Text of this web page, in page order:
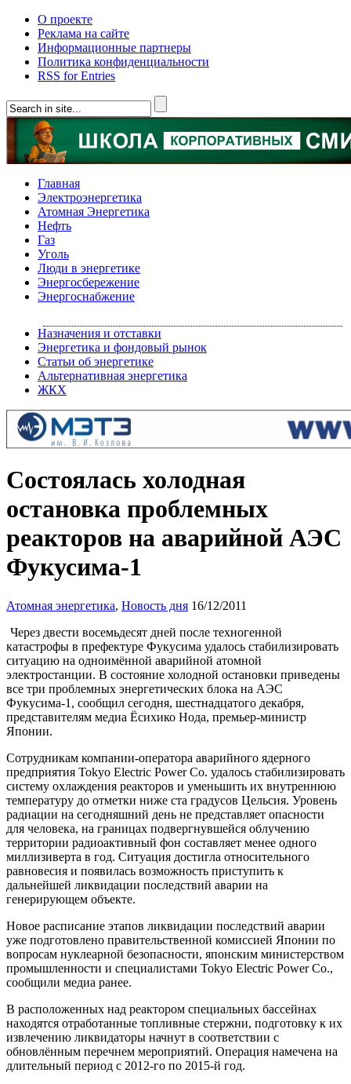
О проекте
Реклама на сайте
Информационные партнеры
Политика конфиденциальности
RSS for Entries
Главная
Электроэнергетика
Атомная Энергетика
Нефть
Газ
Уголь
Люди в энергетике
Энергосбережение
Энергоснабжение
Назначения и отставки
Энергетика и фондовый рынок
Статьи об энергетике
Альтернативная энергетика
ЖКХ
Состоялась холодная
остановка проблемных
реакторов на аварийной АЭС
Фукусима-1
Атомная энергетика, Новость дня 16/12/2011
Через двести восемьдесят дней после техногенной
катастрофы в префектуре Фукусима удалось стабилизировать
ситуацию на одноимённой аварийной атомной
электростанции. В состояние холодной остановки приведены
все три проблемных энергетических блока на АЭС
Фукусима-1, сообщил сегодня, шестнадцатого декабря,
представителям медиа Ёсихико Нода, премьер-министр
Японии.
Сотрудникам компании-оператора аварийного ядерного
предприятия Tokyo Electric Power Co. удалось стабилизировать
систему охлаждения реакторов и уменьшить их внутреннюю
температуру до отметки ниже ста градусов Цельсия. Уровень
радиации на сегодняшний день не представляет опасности
для человека, на границах подвергнувшейся облучению
территории радиоактивный фон составляет менее одного
миллизиверта в год. Ситуация достигла относительного
равновесия и появилась возможность приступить к
дальнейшей ликвидации последствий аварии на
генерирующем объекте.
Новое расписание этапов ликвидации последствий аварии
уже подготовлено правительственной комиссией Японии по
вопросам нуклеарной безопасности, японским министерством
промышленности и специалистами Tokyo Electric Power Co.,
сообщили медиа ранее.
В расположенных над реактором специальных бассейнах
находятся отработанные топливные стержни, подготовку к их
извлечению ликвидаторы начнут в соответствии с
обновлённым перечнем мероприятий. Операция намечена на
длительный период с 2012-го по 2015-й год.